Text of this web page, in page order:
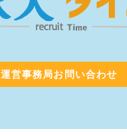
運営事務局お問い合わせ